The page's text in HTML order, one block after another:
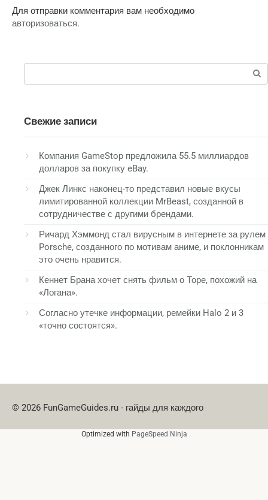
Для отправки комментария вам необходимо
авторизоваться.
Поиск:
Свежие записи
Компания GameStop предложила 55.5 миллиардов
долларов за покупку eBay.
Джек Линкс наконец-то представил новые вкусы
лимитированной коллекции MrBeast, созданной в
сотрудничестве с другими брендами.
Ричард Хэммонд стал вирусным в интернете за рулем
Porsche, созданного по мотивам аниме, и поклонникам
это очень нравится.
Кеннет Брана хочет снять фильм о Торе, похожий на
«Логана».
Согласно утечке информации, ремейки Halo 2 и 3
«точно состоятся».
© 2026 FunGameGuides.ru - гайды для каждого
Optimized with PageSpeed Ninja